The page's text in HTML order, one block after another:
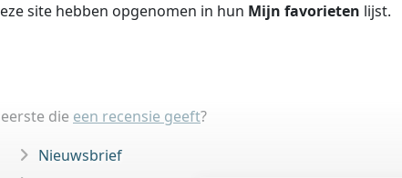
site hebben opgenomen in hun Mijn favorieten lijst.
die een recensie geeft?
Nieuwsbrief